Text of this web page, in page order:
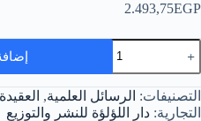
2.493,75EGP
كمية
طعون
وشبهات
الشيعة
الامامية
التصنيفات: الرسائل العلمية,
التجارية: دار اللؤلؤة للنشر والتوزيع